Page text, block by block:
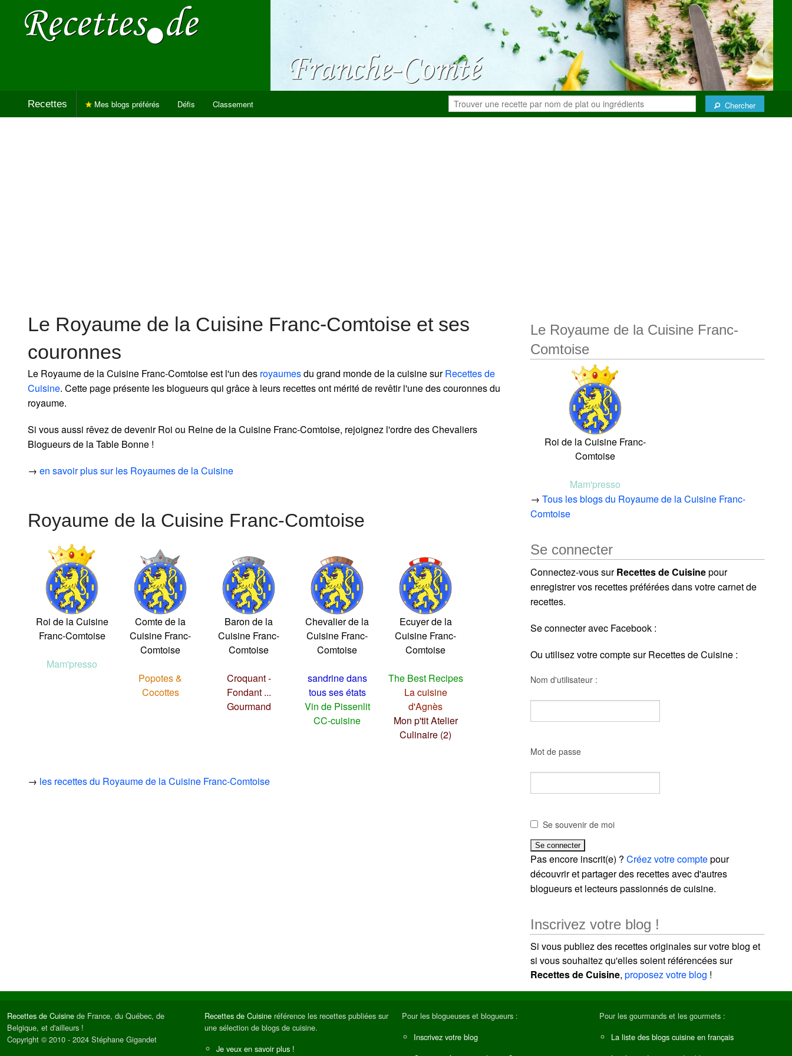
Recettes Chercher
Mes blogs préférés Défis Classement
Le Royaume de la Cuisine Franc-Comtoise et ses
couronnes
Le Royaume de la Cuisine Franc-Comtoise est l'un des royaumesdu grand monde de la cuisine surRecettes de
Cuisine. Cette page présente les blogueurs qui grâce à leurs recettes ont mérité de revêtir l'une des couronnes du
royaume.
Si vous aussi rêvez de devenir Roi ou Reine de la Cuisine Franc-Comtoise, rejoignez l'ordre des Chevaliers
Blogueurs de la Table Bonne !
→ en savoir plus sur les Royaumes de la Cuisine
Royaume de la Cuisine Franc-Comtoise
Roi de la Cuisine
Franc-Comtoise
Mam'presso
Comte de la
Cuisine Franc-
Comtoise
Popotes &
Cocottes
Baron de la
Cuisine Franc-
Comtoise
Croquant -
Fondant ...
Gourmand
Chevalier de la
Cuisine Franc-
Comtoise
sandrine dans
tous ses états
Vin de Pissenlit
CC-cuisine
Ecuyer de la
Cuisine Franc-
Comtoise
The Best Recipes
La cuisine
d'Agnès
Mon p'tit Atelier
Culinaire (2)
→ les recettes du Royaume de la Cuisine Franc-Comtoise
Le Royaume de la Cuisine Franc-
Comtoise
Roi de la Cuisine Franc-
Comtoise
Mam'presso
→Tous les blogs du Royaume de la Cuisine Franc-
Comtoise
Se connecter
Connectez-vous surRecettes de Cuisinepour
enregistrer vos recettes préférées dans votre carnet de
recettes.
Se connecter avec Facebook :
Ou utilisez votre compte sur Recettes de Cuisine :
Nom d'utilisateur :
Mot de passe
Se souvenir de moi
Pas encore inscrit(e) ?Créez votre comptepour
découvrir et partager des recettes avec d'autres
blogueurs et lecteurs passionnés de cuisine.
Inscrivez votre blog !
Si vous publiez des recettes originales sur votre blog et
si vous souhaitez qu'elles soient référencées sur
Recettes de Cuisine,proposez votre blog !
Recettes de Cuisine de France, du Québec, de
Belgique, et d'ailleurs !
Copyright © 2010 - 2024 Stéphane Gigandet
Recettes de Cuisine référence les recettes publiées sur
une sélection de blogs de cuisine.
Je veux en savoir plus !
Pour les blogueuses et blogueurs :
Inscrivez votre blog
Pour les gourmands et les gourmets :
La liste des blogs cuisine en français